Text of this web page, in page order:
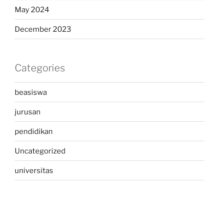
May 2024
December 2023
Categories
beasiswa
jurusan
pendidikan
Uncategorized
universitas